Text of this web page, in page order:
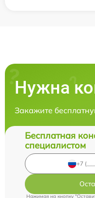
Нужна
Закажите
Бесплатная
специалистом
Нажимая на кнопку